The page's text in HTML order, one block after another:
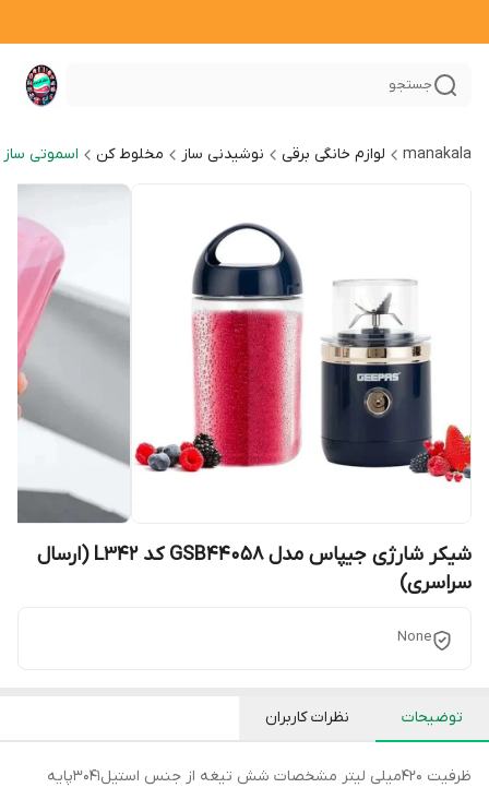
جستجو
manakala لوازم خانگی برقی نوشیدنی ساز مخلوط کن اسموتی ساز
شیکر شارژی جیپاس مدل GSB44058 کد L342 (ارسال
سراسری)
None
توضیحات نظرات کاربران
ظرفیت 420میلی لیتر مشخصات شش تیغه از جنس استیل3041پایه